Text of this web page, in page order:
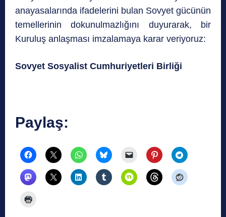
anayasalarında ifadelerini bulan Sovyet gücünün
temellerinin dokunulmazlığını duyurarak, bir
Kuruluş anlaşması imzalamaya karar veriyoruz:
Sovyet Sosyalist Cumhuriyetleri Birliği
Paylaş: